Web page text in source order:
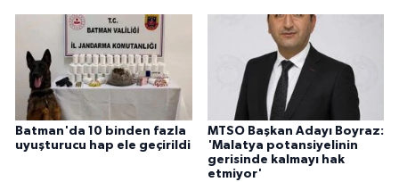
Batman'da 10 binden fazla
uyuşturucu hap ele geçirildi
MTSO Başkan Adayı Boyraz:
'Malatya potansiyelinin
gerisinde kalmayı hak
etmiyor'